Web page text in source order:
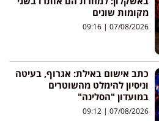
מקומות שונים
07/08/2026
כתב אישום באילת: אגרוף, בעיטה
וניסיון להימלט מהשוטרים
במועדון "הסלינה"
07/08/2026